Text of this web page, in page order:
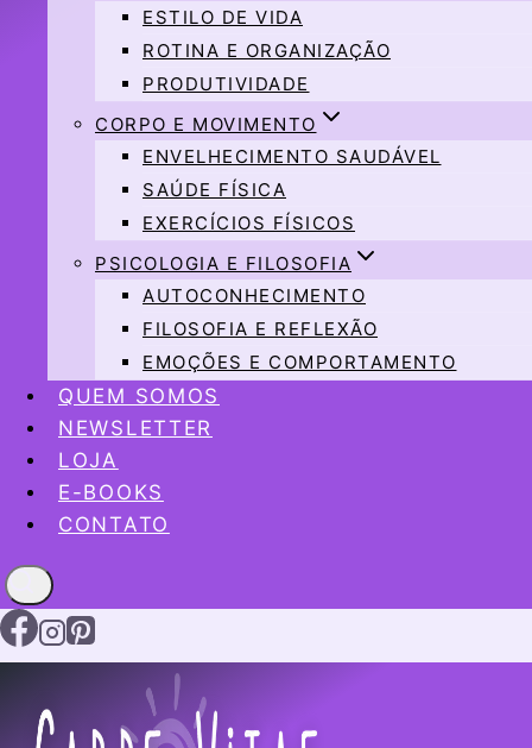
ESTILO DE VIDA
ROTINA E ORGANIZAÇÃO
PRODUTIVIDADE
CORPO E MOVIMENTO
ENVELHECIMENTO SAUDÁVEL
SAÚDE FÍSICA
EXERCÍCIOS FÍSICOS
PSICOLOGIA E FILOSOFIA
AUTOCONHECIMENTO
FILOSOFIA E REFLEXÃO
EMOÇÕES E COMPORTAMENTO
QUEM SOMOS
NEWSLETTER
LOJA
E-BOOKS
CONTATO